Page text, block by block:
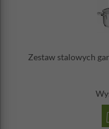
Zestaw stalowych